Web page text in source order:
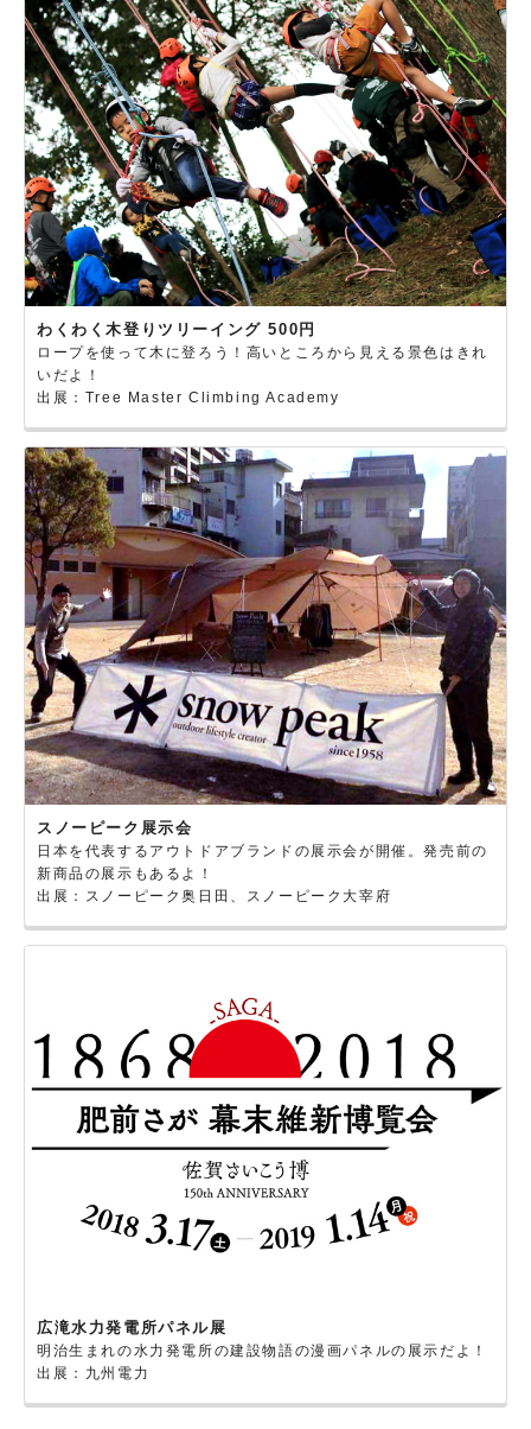
わくわく木登りツリーイング 500円
ロープを使って木に登ろう！高いところから見える景色はきれ
いだよ！
出展：Tree Master Climbing Academy
スノーピーク展示会
日本を代表するアウトドアブランドの展示会が開催。発売前の
新商品の展示もあるよ！
出展：スノーピーク奥日田、スノーピーク大宰府
広滝水力発電所パネル展
明治生まれの水力発電所の建設物語の漫画パネルの展示だよ！
出展：九州電力